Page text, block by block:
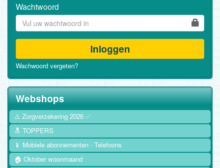
Wachtwoord
Inloggen
Wachwoord vergeten?
Webshops
⚠️ Zorgverzekering 2026 ✅
🔝 TOPPERS
📱 Mobiele abonnementen - Telefoons
🏠 Oktober woonmaand